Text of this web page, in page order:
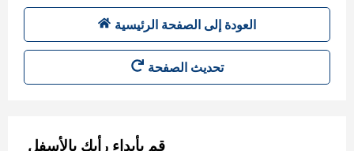
العودة إلى الصفحة الرئيسية
تحديث الصفحة
قم بأبداء رأيك بالأسفل